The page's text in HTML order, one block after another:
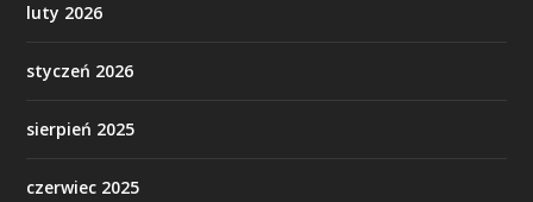
luty 2026
styczeń 2026
sierpień 2025
czerwiec 2025